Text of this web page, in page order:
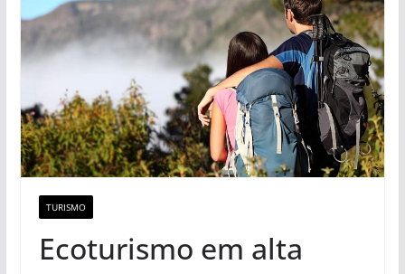
TURISMO
Ecoturismo em alta